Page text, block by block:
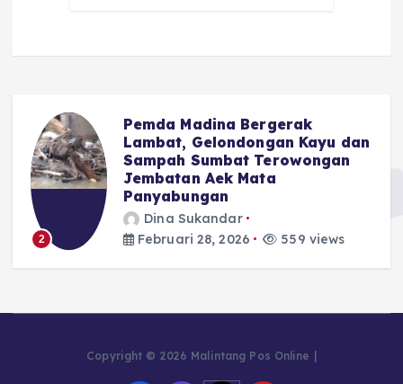
2
Pemda Madina Bergerak
Lambat, Gelondongan Kayu dan
Sampah Sumbat Terowongan
Jembatan Aek Mata
Panyabungan
Dina Sukandar
Februari 28, 2026
559 views
Copyright © 2026 Malintang Pos Online |